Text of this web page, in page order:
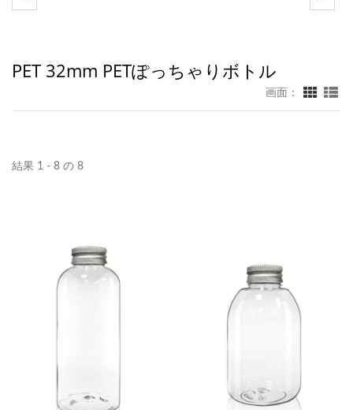
PET 32mm PETぽっちゃりボトル
画面：
結果 1 - 8 の 8